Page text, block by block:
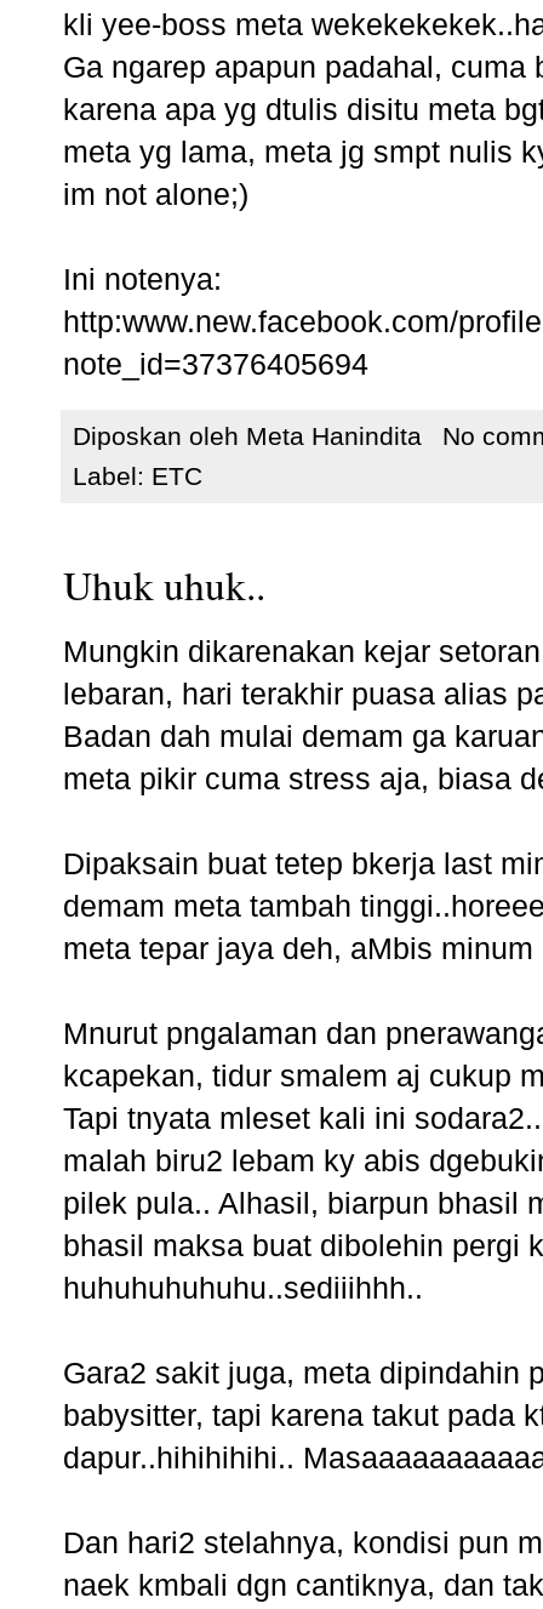
kli yee-boss meta
Ga ngarep apapun padahal,
karena apa yg dtulis disitu meta
meta yg lama, meta jg smpt nulis
im not alone;)
Ini notenya:
http:www.new.facebook.com/
note_id=37376405694
Diposkan oleh Meta Hanindita
No
Label: ETC
Uhuk uhuk..
Mungkin dikarenakan kejar
lebaran, hari terakhir puasa alias
Badan dah mulai demam ga
meta pikir cuma stress aja, biasa
Dipaksain buat tetep bkerja last
demam meta tambah
meta tepar jaya deh, aMbis
Mnurut pngalaman dan
kcapekan, tidur smalem aj cukup
Tapi tnyata mleset kali ini
malah biru2 lebam ky abis
pilek pula.. Alhasil, biarpun bhasil
bhasil maksa buat dibolehin pergi
huhuhuhuhuhu..sediiihhh..
Gara2 sakit juga, meta dipindahin
babysitter, tapi karena takut pada
dapur..hihihihihi..
Dan hari2 stelahnya, kondisi pun
naek kmbali dgn cantiknya, dan